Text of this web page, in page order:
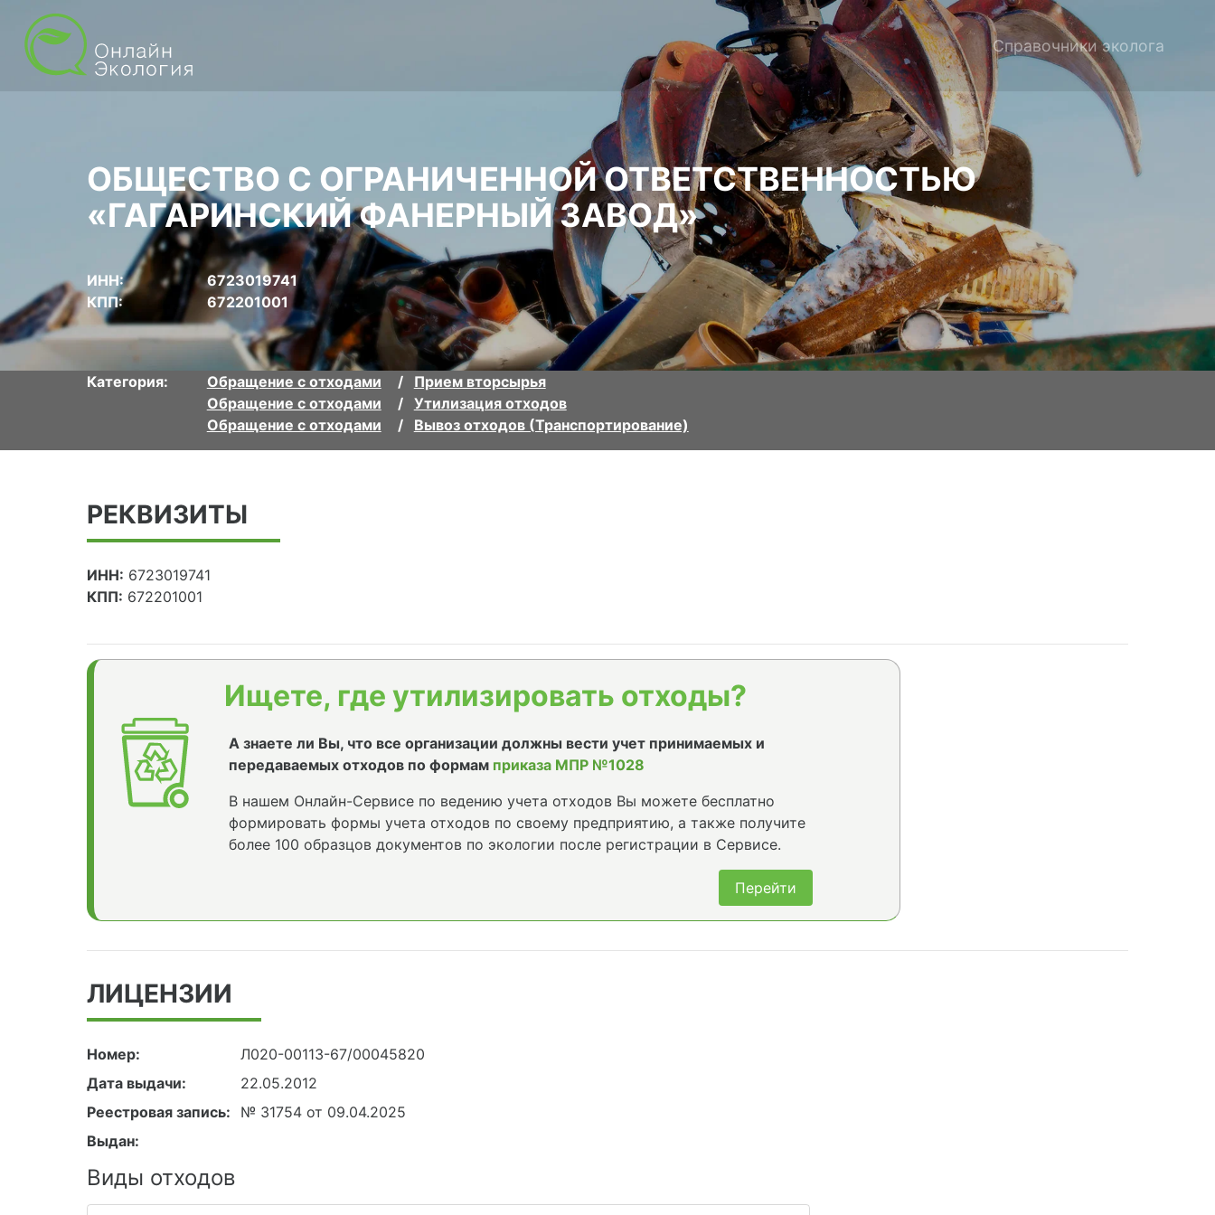
Справочники эколога
ОБЩЕСТВО С ОГРАНИЧЕННОЙ ОТВЕТСТВЕННОСТЬЮ
«ГАГАРИНСКИЙ ФАНЕРНЫЙ ЗАВОД»
ИНН:
6723019741
КПП:
672201001
Категория: Обращение с отходами
Прием вторсырья
Обращение с отходами
Утилизация отходов
Обращение с отходами
Вывоз отходов (Транспортирование)
РЕКВИЗИТЫ
ИНН: 6723019741
КПП: 672201001
Ищете, где утилизировать отходы?
А знаете ли Вы, что все организации должны вести учет принимаемых и
передаваемых отходов по формам приказа МПР №1028
В нашем Онлайн-Сервисе по ведению учета отходов Вы можете бесплатно
формировать формы учета отходов по своему предприятию, а также получите
более 100 образцов документов по экологии после регистрации в Сервисе.
Перейти
ЛИЦЕНЗИИ
Номер:
Л020-00113-67/00045820
Дата выдачи:
22.05.2012
Реестровая запись:
№ 31754 от 09.04.2025
Выдан:
Виды отходов